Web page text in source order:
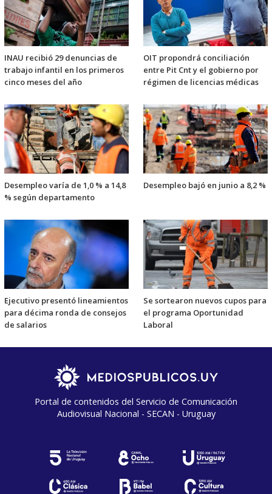
INAU recibió 29 denuncias de
trabajo infantil en los primeros
cinco meses del año
OIT propondrá conciliación
entre Pit Cnt y el gobierno por
régimen de licencias médicas
Desempleo varía de 1,0 % a 14,8
% según departamento
Desempleo bajó en junio a 8,2 %
Ejecutivo presentó lineamientos
para décima ronda de consejos
de salarios
Se sortearon nuevos cupos para
el programa Oportunidad
Laboral
Portal de contenidos del Servicio de Comunicación
Audiovisual Nacional - SECAN - Uruguay